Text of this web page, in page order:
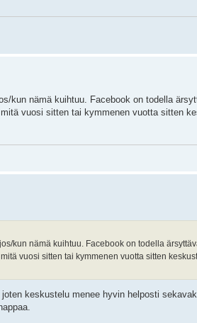
kun nämä kuihtuu. Facebook on todella
vuosi sitten tai kymmenen vuotta sitten
kun nämä kuihtuu. Facebook on todella
vuosi sitten tai kymmenen vuotta sitten
keskustelu menee hyvin helposti